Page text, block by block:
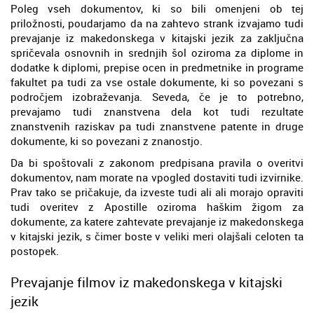
Poleg vseh dokumentov, ki so bili omenjeni ob tej
priložnosti, poudarjamo da na zahtevo strank izvajamo tudi
prevajanje iz makedonskega v kitajski jezik za zaključna
spričevala osnovnih in srednjih šol oziroma za diplome in
dodatke k diplomi, prepise ocen in predmetnike in programe
fakultet pa tudi za vse ostale dokumente, ki so povezani s
področjem izobraževanja. Seveda, če je to potrebno,
prevajamo tudi znanstvena dela kot tudi rezultate
znanstvenih raziskav pa tudi znanstvene patente in druge
dokumente, ki so povezani z znanostjo.
Da bi spoštovali z zakonom predpisana pravila o overitvi
dokumentov, nam morate na vpogled dostaviti tudi izvirnike.
Prav tako se pričakuje, da izveste tudi ali ali morajo opraviti
tudi overitev z Apostille oziroma haškim žigom za
dokumente, za katere zahtevate prevajanje iz makedonskega
v kitajski jezik, s čimer boste v veliki meri olajšali celoten ta
postopek.
Prevajanje filmov iz makedonskega v kitajski
jezik